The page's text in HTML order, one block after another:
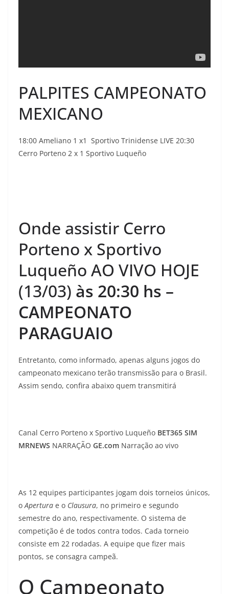
PALPITES CAMPEONATO
MEXICANO
18:00 Ameliano 1 x1 Sportivo Trinidense LIVE 20:30
Cerro Porteno 2 x 1 Sportivo Luqueño
Onde assistir Cerro
Porteno x Sportivo
Luqueño AO VIVO HOJE
(13/03) às 20:30 hs –
CAMPEONATO
PARAGUAIO
Entretanto, como informado, apenas alguns jogos do
campeonato mexicano terão transmissão para o Brasil.
Assim sendo, confira abaixo quem transmitirá
Canal Cerro Porteno x Sportivo Luqueño BET365 SIM
MRNEWS NARRAÇÃO GE.com Narração ao vivo
As 12 equipes participantes jogam dois torneios únicos,
oApertura e o Clausura, no primeiro e segundo
semestre do ano, respectivamente. O sistema de
competição é de todos contra todos. Cada torneio
consiste em 22 rodadas. A equipe que fizer mais
pontos, se consagra campeã.
O Campeonato